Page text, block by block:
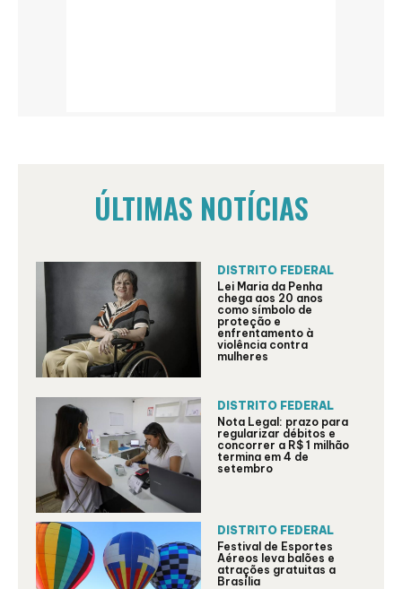
ÚLTIMAS NOTÍCIAS
DISTRITO FEDERAL
Lei Maria da Penha
chega aos 20 anos
como símbolo de
proteção e
enfrentamento à
violência contra
mulheres
DISTRITO FEDERAL
Nota Legal: prazo para
regularizar débitos e
concorrer a R$ 1 milhão
termina em 4 de
setembro
DISTRITO FEDERAL
Festival de Esportes
Aéreos leva balões e
atrações gratuitas a
Brasília